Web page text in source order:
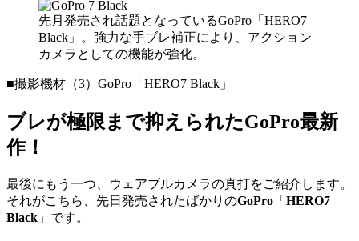
先月発売され話題となっているGoPro「HERO7
Black」。強力な手ブレ補正により、アクション
カメラとしての機能が強化。
■撮影機材（3）GoPro「HERO7 Black」
ブレが極限まで抑えられたGoPro最新
作！
最後にもう一つ、ウェアブルカメラの真打をご紹介します。
それがこちら、先日発売されたばかりのGoPro 「 HERO7
Black 」です。